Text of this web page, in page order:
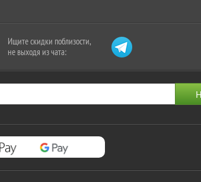
Ищите скидки поблизости,
не выходя из чата: